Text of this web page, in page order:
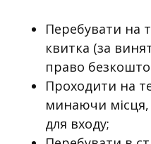
Перебувати на
квитка (за
право
Проходити на
минаючи місця,
для входу;